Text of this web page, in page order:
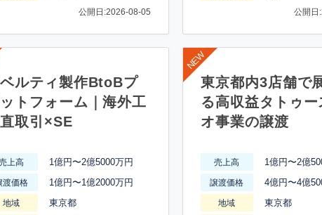
公開日:2026-08-05 公開日
ベルティ製作BtoBプ
トフォーム｜海外工
取引×SE
上高 1億円〜2億5000万円
渡価格 1億円〜1億2000万円
地域 東京都
東京都内3店舗で
る高収益タトゥー
オ事業の譲渡
売上高 1億円〜2億
譲渡価格 4億円〜4億
地域 東京都